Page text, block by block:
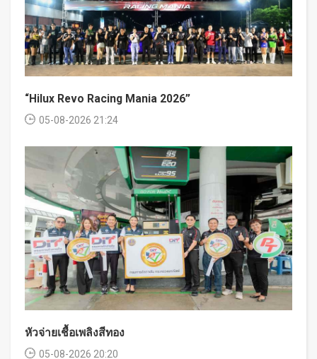
“Hilux Revo Racing Mania 2026”
05-08-2026 21:24
หัวจ่ายเชื้อเพลิงสีทอง
05-08-2026 20:20